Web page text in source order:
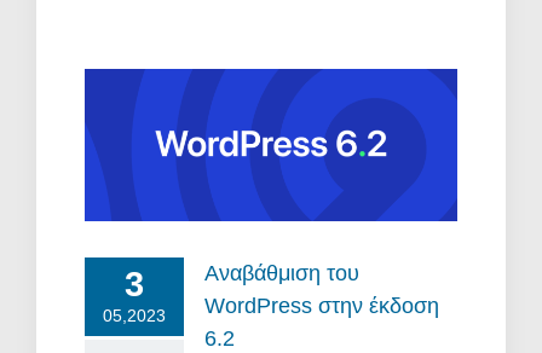
3
05,2023
Αναβάθμιση του
WordPress στην έκδοση
6.2